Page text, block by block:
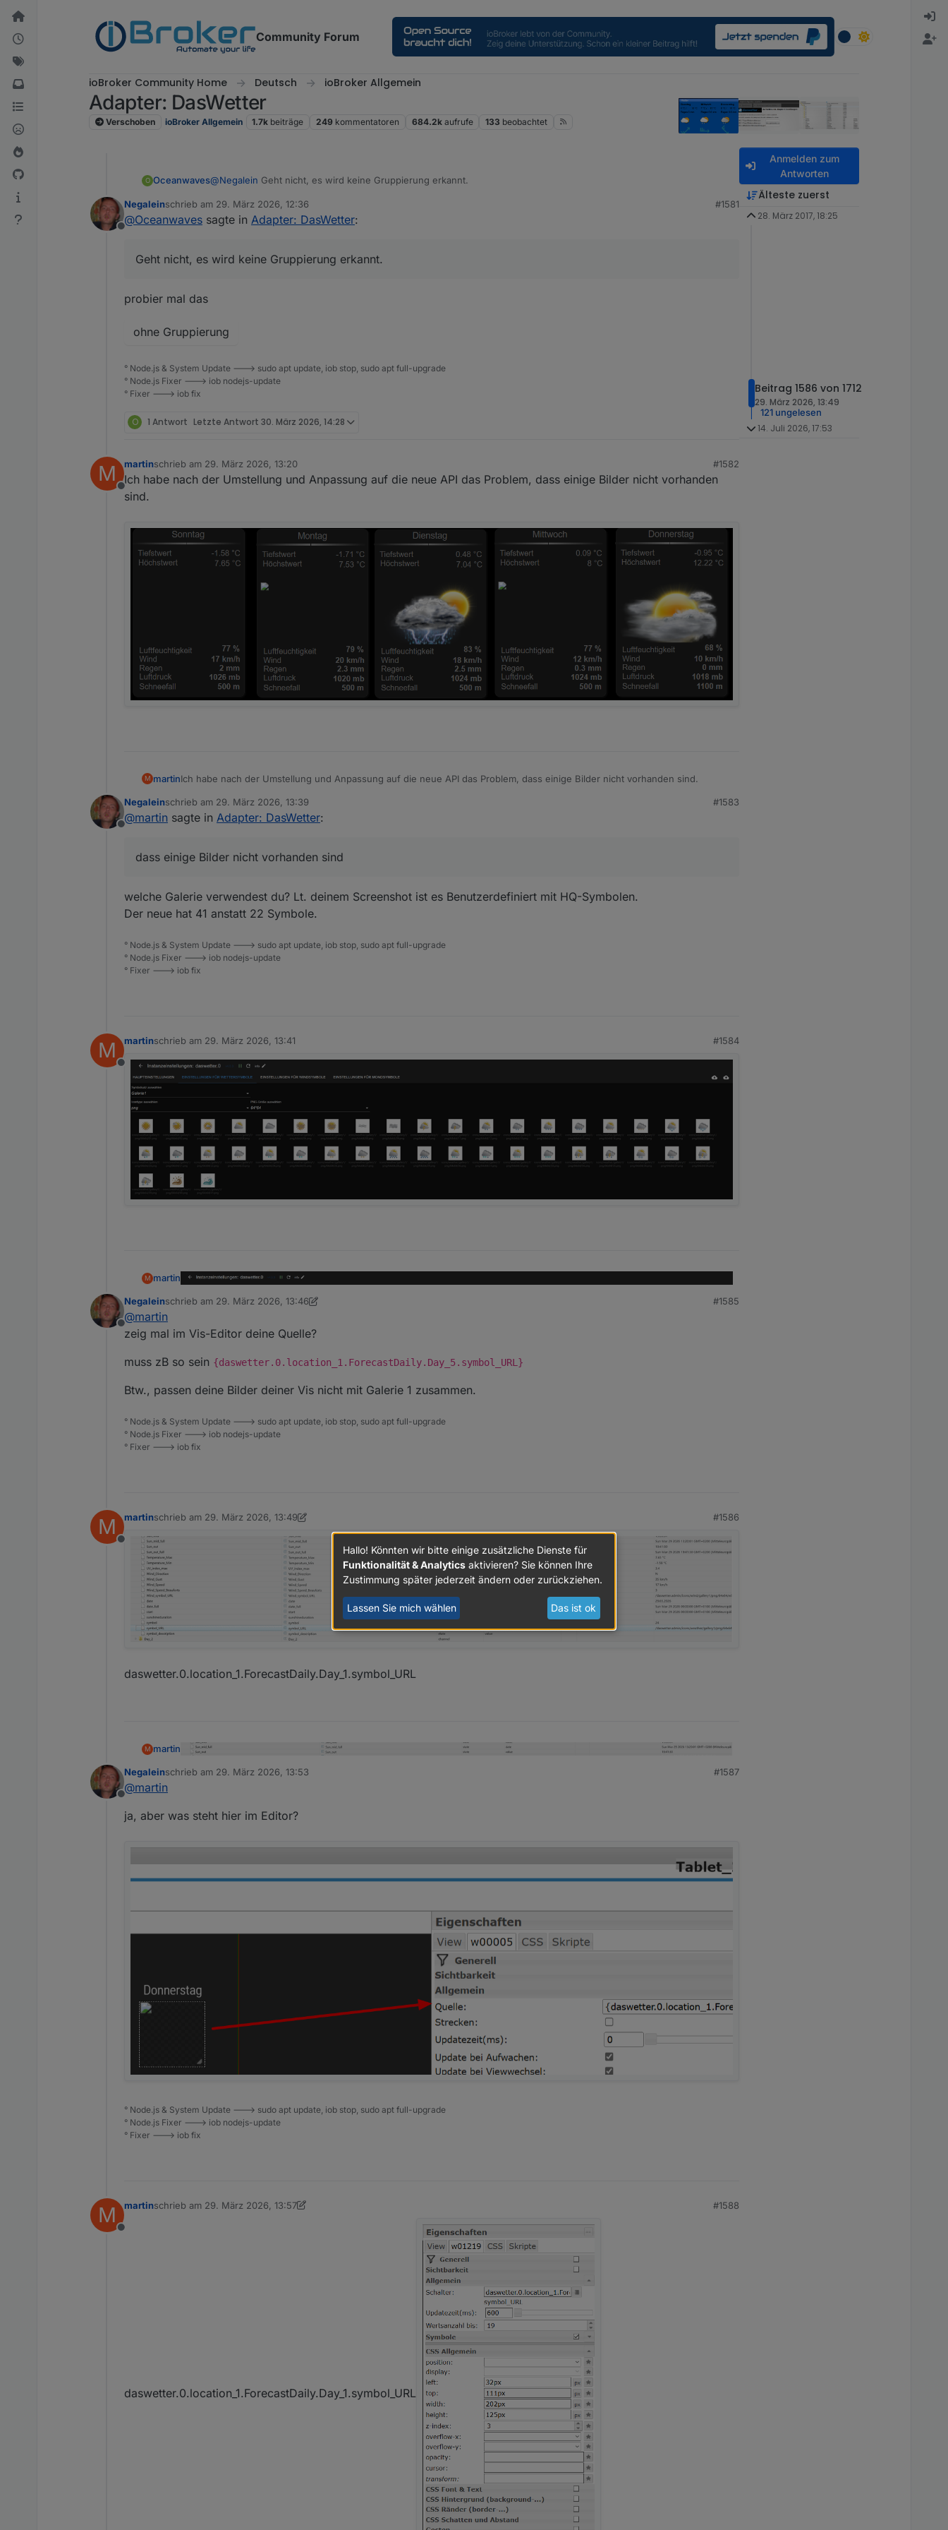
Weiter zum Inhalt
Community Forum
ioBroker Community Home Deutsch ioBroker Allgemein
Adapter: DasWetter
Verschoben ioBroker Allgemein 1.7k beiträge 249 kommentatoren 684.2k aufrufe 133 beobachtet
O Oceanwaves@Negalein Geht nicht, es wird keine Gruppierung erkannt.
Offline
Negaleinschrieb am 29. März 2026, 12:36
zuletzt editiert von
#1581
@Oceanwaves sagte in Adapter: DasWetter:
Geht nicht, es wird keine Gruppierung erkannt.
probier mal das
ohne Gruppierung
° Node.js & System Update ---> sudo apt update, iob stop, sudo apt full-upgrade
° Node.js Fixer ---> iob nodejs-update
° Fixer ---> iob fix
O 1 Antwort Letzte Antwort 30. März 2026, 14:28
M
Offline
martinschrieb am 29. März 2026, 13:20
zuletzt editiert von
#1582
Ich habe nach der Umstellung und Anpassung auf die neue API das Problem, dass einige Bilder nicht vorhanden
sind.
M martinIch habe nach der Umstellung und Anpassung auf die neue API das Problem, dass einige Bilder nicht vorhanden sind.
Offline
Negaleinschrieb am 29. März 2026, 13:39
zuletzt editiert von
#1583
@martin sagte in Adapter: DasWetter:
dass einige Bilder nicht vorhanden sind
welche Galerie verwendest du? Lt. deinem Screenshot ist es Benutzerdefiniert mit HQ-Symbolen.
Der neue hat 41 anstatt 22 Symbole.
° Node.js & System Update ---> sudo apt update, iob stop, sudo apt full-upgrade
° Node.js Fixer ---> iob nodejs-update
° Fixer ---> iob fix
M
Offline
martinschrieb am 29. März 2026, 13:41
zuletzt editiert von
#1584
M martin
Offline
Negaleinschrieb am 29. März 2026, 13:46
zuletzt editiert von Negalein
#1585
@martin
zeig mal im Vis-Editor deine Quelle?
muss zB so sein {daswetter.0.location_1.ForecastDaily.Day_5.symbol_URL}
Btw., passen deine Bilder deiner Vis nicht mit Galerie 1 zusammen.
° Node.js & System Update ---> sudo apt update, iob stop, sudo apt full-upgrade
° Node.js Fixer ---> iob nodejs-update
° Fixer ---> iob fix
M
Offline
martinschrieb am 29. März 2026, 13:49
zuletzt editiert von martin
#1586
daswetter.0.location_1.ForecastDaily.Day_1.symbol_URL
M martin
Offline
Negaleinschrieb am 29. März 2026, 13:53
zuletzt editiert von
#1587
@martin
ja, aber was steht hier im Editor?
° Node.js & System Update ---> sudo apt update, iob stop, sudo apt full-upgrade
° Node.js Fixer ---> iob nodejs-update
° Fixer ---> iob fix
M
Offline
martinschrieb am 29. März 2026, 13:57
zuletzt editiert von martin
#1588
daswetter.0.location_1.ForecastDaily.Day_1.symbol_URL
Anmelden zum
Antworten
Älteste zuerst
28. März 2017, 18:25
Beitrag 1586 von 1712
29. März 2026, 13:49
121 ungelesen
14. Juli 2026, 17:53
Hallo! Könnten wir bitte einige zusätzliche Dienste für
Funktionalität & Analytics aktivieren? Sie können Ihre
Zustimmung später jederzeit ändern oder zurückziehen.
Lassen Sie mich wählen Das ist ok